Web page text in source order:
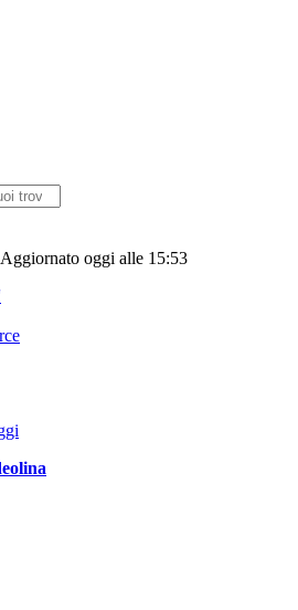
Aggiornato oggi alle 15:53